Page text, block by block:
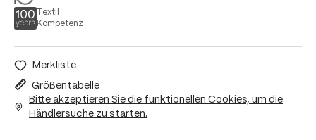
Textil
Kompetenz
Merkliste
Größentabelle
Bitte akzeptieren Sie die funktionellen Cookies, um die
Händlersuche zu starten.